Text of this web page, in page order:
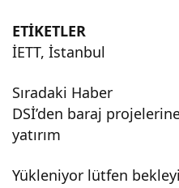
ETİKETLER
İETT, İstanbul
Sıradaki Haber
DSİ’den baraj
yatırım
Yükleniyor lütfen